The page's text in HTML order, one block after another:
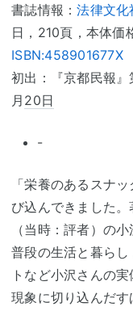
書誌情報：法律文化
日，210頁，本体価
ISBN:458901677X
初出：『京都民報
月 20日
-
「栄養のあるスナ
び込んできました。
（当時：評者）の小
普段の生活と暮ら
トなど小沢さんの
現象に切り込んだ